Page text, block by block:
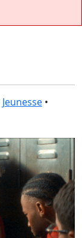
Jeunesse•